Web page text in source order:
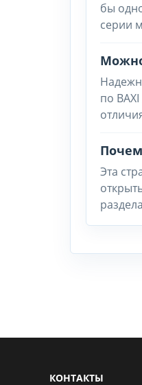
бы
серии
по
Эта
КОНТАКТЫ